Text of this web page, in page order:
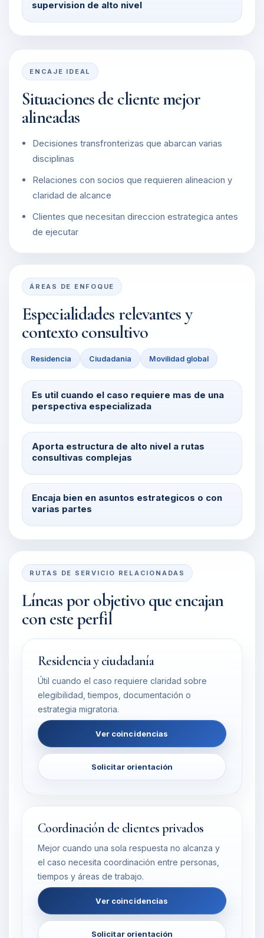
supervision de alto nivel
ENCAJE IDEAL
Situaciones de cliente mejor
alineadas
Decisiones transfronterizas que abarcan varias
disciplinas
Relaciones con socios que requieren alineacion y
claridad de alcance
Clientes que necesitan direccion estrategica antes
de ejecutar
ÁREAS DE ENFOQUE
Especialidades relevantes y
contexto consultivo
Residencia Ciudadania Movilidad global
Es util cuando el caso requiere mas de una
perspectiva especializada
Aporta estructura de alto nivel a rutas
consultivas complejas
Encaja bien en asuntos estrategicos o con
varias partes
RUTAS DE SERVICIO RELACIONADAS
Líneas por objetivo que encajan
con este perfil
Residencia y ciudadanía
Útil cuando el caso requiere claridad sobre
elegibilidad, tiempos, documentación o
estrategia migratoria.
Ver coincidencias
Solicitar orientación
Coordinación de clientes privados
Mejor cuando una sola respuesta no alcanza y
el caso necesita coordinación entre personas,
tiempos y áreas de trabajo.
Ver coincidencias
Solicitar orientación